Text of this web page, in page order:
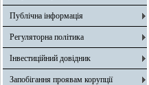
Публічна інформація
Регуляторна політика
Інвестиційний довідник
Запобігання проявам корупції